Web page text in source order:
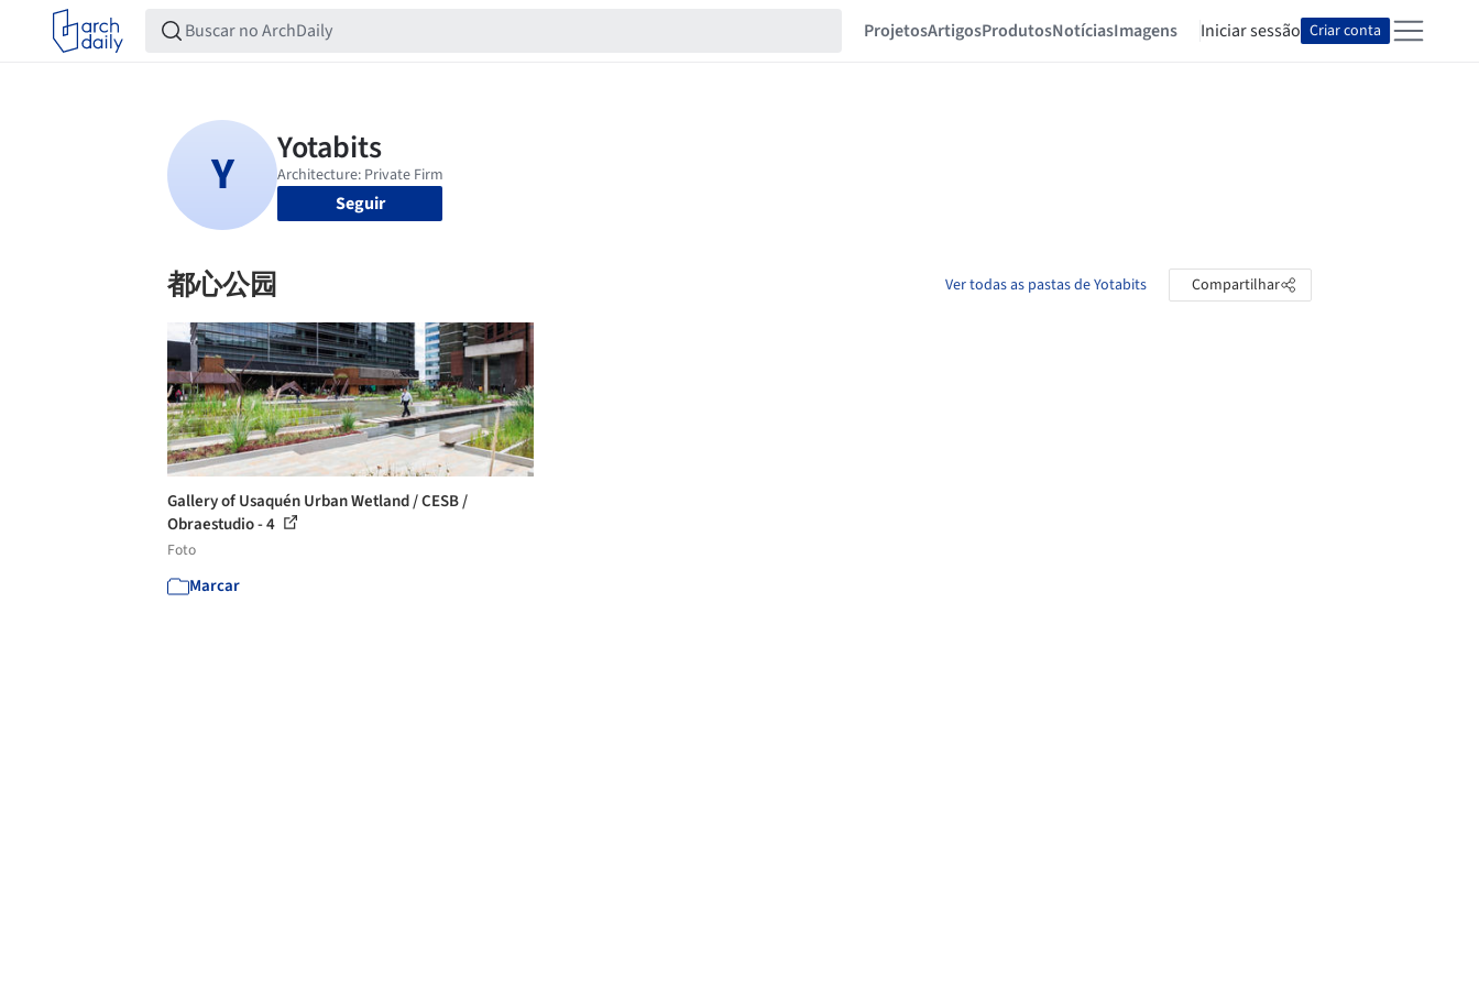
ProjetosArtigosProdutosNotíciasImagens Iniciar sessão Criar conta
Seguir
都心公园 Ver todas as pastas de Yotabits Compartilhar
Gallery of Usaquén Urban Wetland / CESB /
Obraestudio - 4
Foto
Marcar